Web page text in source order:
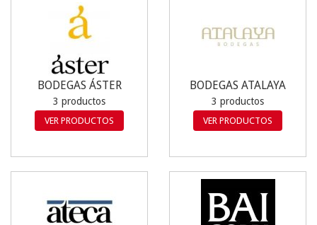
BODEGAS ÁSTER
3 productos
VER PRODUCTOS
BODEGAS ATALAYA
3 productos
VER PRODUCTOS